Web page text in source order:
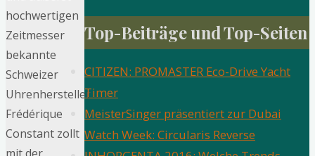
hochwertigen
Zeitmesser
bekannte
Schweizer
Uhrenhersteller
Frédérique
Constant zollt
Top-Beiträge und Top-Seiten
CITIZEN: PROMASTER Eco-Drive Yacht
Timer
MeisterSinger präsentiert zur Dubai
Watch Week: Circularis Reverse